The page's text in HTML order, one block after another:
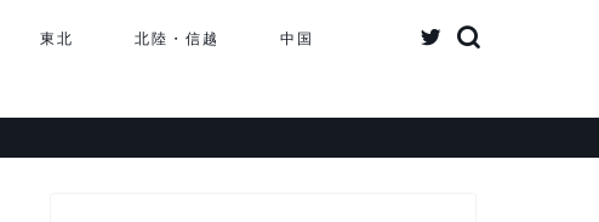
東北 北陸・信越 中国